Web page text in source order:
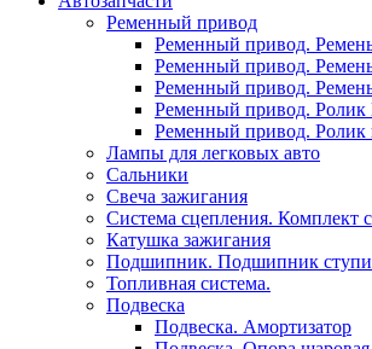
Ременный привод
Ременный привод.
Ременный привод.
Ременный привод.
Ременный привод.
Ременный привод. Ролик
Лампы для легковых авто
Сальники
Свеча зажигания
Система сцепления. Комплект
Катушка зажигания
Подшипник. Подшипник
Топливная система.
Подвеска
Подвеска. Амортизатор